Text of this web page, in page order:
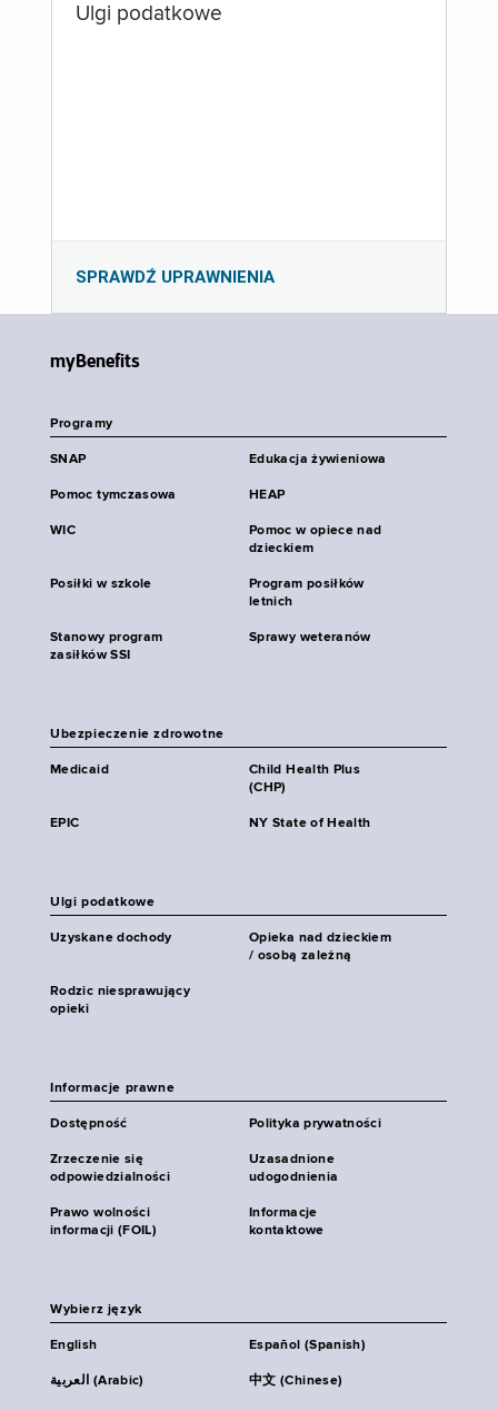
Ulgi podatkowe
SPRAWDŹ UPRAWNIENIA
myBenefits
Programy
SNAP Edukacja żywieniowa
Pomoc tymczasowa HEAP
WIC
Pomoc w opiece nad
dzieckiem
Posiłki w szkole
Program posiłków
letnich
Stanowy program
zasiłków SSI
Sprawy weteranów
Ubezpieczenie zdrowotne
Medicaid
Child Health Plus
(CHP)
EPIC NY State of Health
Ulgi podatkowe
Uzyskane dochody
Opieka nad dzieckiem
/ osobą zależną
Rodzic niesprawujący
opieki
Informacje prawne
Dostępność Polityka prywatności
Zrzeczenie się
odpowiedzialności
Uzasadnione
udogodnienia
Prawo wolności
informacji (FOIL)
Informacje
kontaktowe
Wybierz język
English Español (Spanish)
العربية (Arabic) 中文 (Chinese)